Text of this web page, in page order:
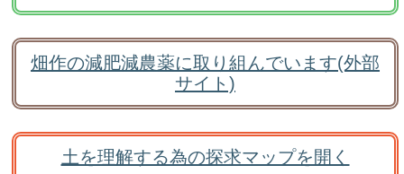
畑作の減肥減農薬に取り組んでいます(外部
サイト)
土を理解する為の探求マップを開く